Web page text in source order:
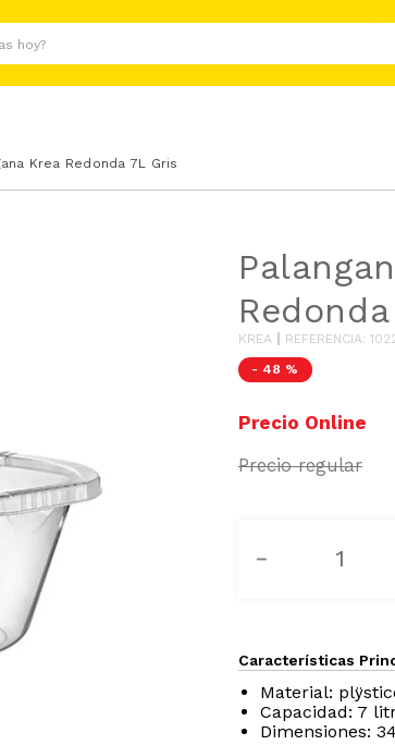
Krea Redonda 7L Gris
KREA REFERENCIA:
- 48 %
－
Características
Material:
Capacidad: 7
Dimensiones: